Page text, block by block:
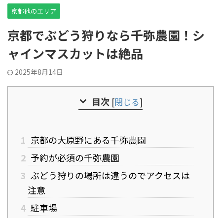
京都他のエリア
京都でぶどう狩りなら千弥農園！シ
ャインマスカットは絶品
2025年8月14日
目次 [閉じる]
1 京都の大原野にある千弥農園
2 予約が必須の千弥農園
3 ぶどう狩りの場所は違うのでアクセスは
注意
4 駐車場